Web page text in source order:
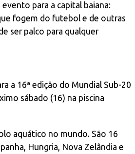
para a capital baiana:
fogem do futebol e de outras
ser palco para qualquer
a 16ª edição do Mundial Sub-20
sábado (16) na piscina
aquático no mundo. São 16
Hungria, Nova Zelândia e